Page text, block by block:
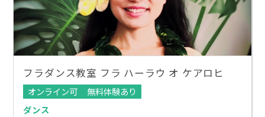
フラダンス教室 フラ ハーラウ オ ケアロヒ
オンライン可
無料体験あり
ダンス